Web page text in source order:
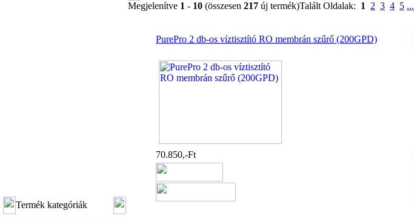
Termék kategóriák
Megjelenítve 1 - 10 (összesen 217 új termék)Talált Oldalak: 1 2 3 4 5 ...
PurePro 2 db-os víztisztító RO membrán szűrő (200GPD)
70.850,-Ft